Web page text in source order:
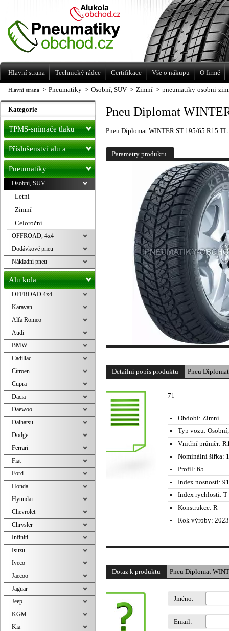
Hlavní strana > Pneumatiky > Osobní, SUV > Zimní > pneumatiky-osobni-
Pneu Diplomat
Pneu Diplomat WINTER ST 195/65 R15
Parametry produktu
Detailní popis produktu Pneu
71
Období: Zimní
Typ vozu:
Vnitřní průměr:
Nominální šířka:
Profil: 65
Index nosnosti:
Index rychlosti: T
Konstrukce: R
Rok výroby:
Dotaz k produktu Pneu Diplomat
Jméno:
Email:
Kategorie
TPMS-snímače tlaku
Příslušenství alu a
pneu
Pneumatiky
Osobní, SUV
Letní
Zimní
Celoroční
OFFROAD, 4x4
Dodávkové pneu
Nákladní pneu
Alu kola
OFFROAD 4x4
Karavan
Alfa Romeo
Audi
BMW
Cadillac
Citroën
Cupra
Dacia
Daewoo
Daihatsu
Dodge
Ferrari
Fiat
Ford
Honda
Hyundai
Chevrolet
Chrysler
Infiniti
Isuzu
Iveco
Jaecoo
Jaguar
Jeep
KGM
Kia
Levné pneumatiky letní, zimní, Alu kola
a litá kola Racing Line
Hlavní strana Technický rádce Certifikace Vše o nákupu O firmě